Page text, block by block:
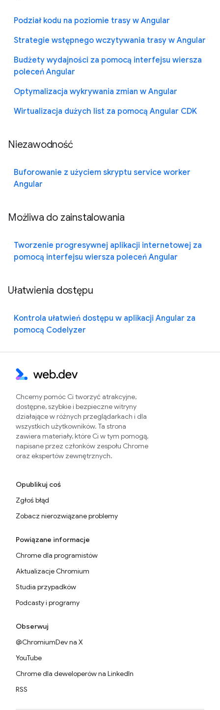
Podział kodu na poziomie trasy w Angular
Strategie wstępnego wczytywania trasy w Angular
Budżety wydajności za pomocą interfejsu wiersza
poleceń Angular
Optymalizacja wykrywania zmian w Angular
Wirtualizacja dużych list za pomocą Angular CDK
Niezawodność
Buforowanie z użyciem skryptu service worker
Angular
Możliwa do zainstalowania
Tworzenie progresywnej aplikacji internetowej za
pomocą interfejsu wiersza poleceń Angular
Ułatwienia dostępu
Kontrola ułatwień dostępu w aplikacji Angular za
pomocą Codelyzer
Chcemy pomóc Ci tworzyć atrakcyjne,
dostępne, szybkie i bezpieczne witryny
działające w różnych przeglądarkach i dla
wszystkich użytkowników. Ta strona
zawiera materiały, które Ci w tym pomogą,
napisane przez członków zespołu Chrome
oraz ekspertów zewnętrznych.
Opublikuj coś
Zgłoś błąd
Zobacz nierozwiązane problemy
Powiązane informacje
Chrome dla programistów
Aktualizacje Chromium
Studia przypadków
Podcasty i programy
Obserwuj
@ChromiumDev na X
YouTube
Chrome dla deweloperów na LinkedIn
RSS